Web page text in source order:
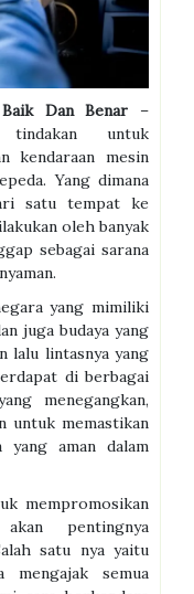
Dan Benar –
tindakan untuk
kendaraan mesin
Yang dimana
satu tempat ke
oleh banyak
sebagai sarana
yang mimiliki
juga budaya yang
lalu lintasnya yang
di berbagai
menegangkan,
untuk memastikan
yang aman dalam
mempromosikan
pentingnya
satu nya yaitu
mengajak semua